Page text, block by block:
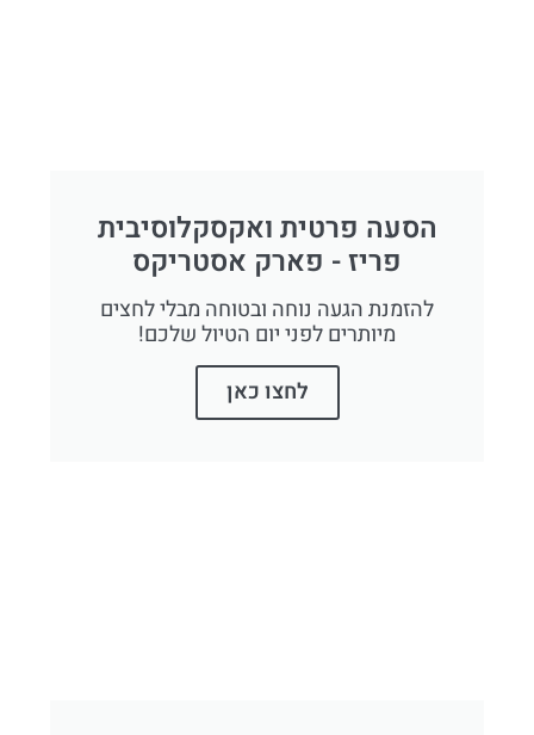
הסעה פרטית ואקסקלוסיבית
פריז - פארק אסטריקס
להזמנת הגעה נוחה ובטוחה מבלי לחצים
מיותרים לפני יום הטיול שלכם!
לחצו כאן